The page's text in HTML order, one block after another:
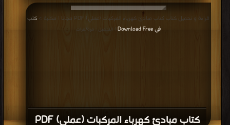
كتاب مبادئ كهرباء المركبات (عملي) PDF
قراءة و تحميل كتاب كتاب مبادئ كهرباء المركبات (عملي) PDF مجانا | مكتبة >
كتب
في Download Free
| التحميل : مرة/مرات